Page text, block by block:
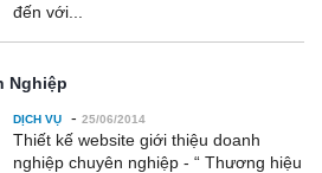
đến với...
Nghiệp
DỊCH VỤ - 25/06/2014
Thiết kế website giới thiệu doanh
nghiệp chuyên nghiệp - “ Thương hiệu